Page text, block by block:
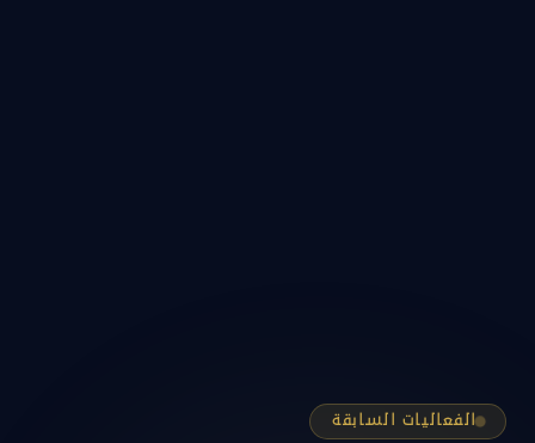
الفعاليات السابقة